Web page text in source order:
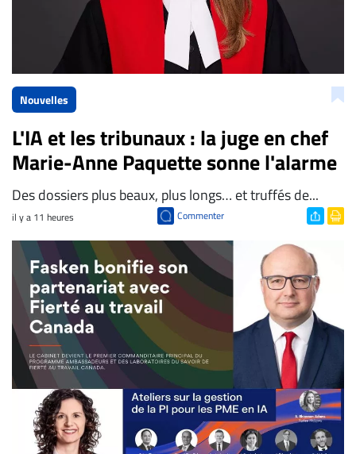
Nouvelles
L'IA et les tribunaux : la juge en chef
Marie-Anne Paquette sonne l'alarme
Des dossiers plus beaux, plus longs… et truffés de...
il y a 11 heures Commenter